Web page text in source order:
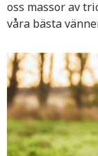
oss massor av
våra bästa